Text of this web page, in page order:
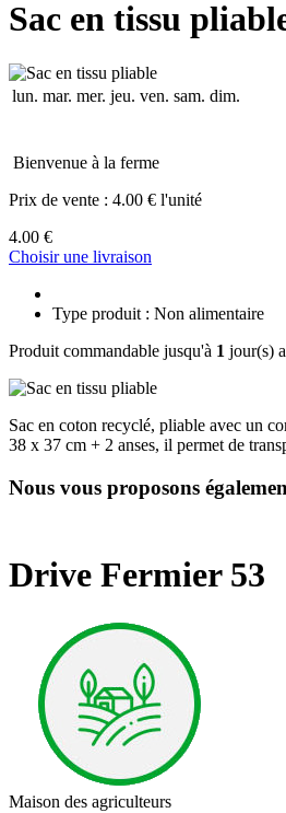
Sac en tissu
lun. mar. mer. jeu. ven. sam. dim.
Bienvenue à la ferme
Prix de vente : 4.00 € l'unité
4.00 €
Choisir une livraison
Type produit : Non alimentaire
Produit commandable jusqu'à 1 jour(s)
Sac en coton recyclé, pliable avec un
38 x 37 cm + 2 anses, il permet de
Nous vous proposons
Drive Fermier 53
Maison des agriculteurs